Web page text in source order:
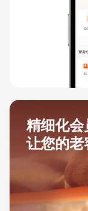
精细化会
让您的